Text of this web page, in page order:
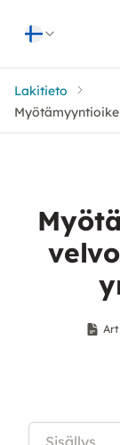
Lakitieto
Sisällys